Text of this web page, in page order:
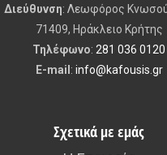
Διεύθυνση: Λεωφόρος
71409, Ηράκλειο Κρήτης
Τηλέφωνο: 281 036 0120
E-mail : info@kafousis.gr
Σχετικά με εμάς